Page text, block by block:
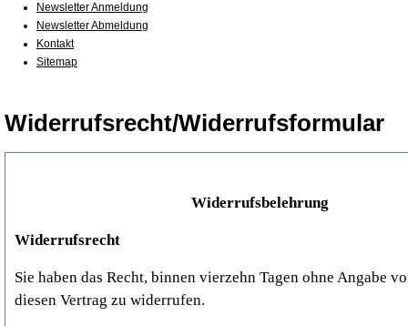
Newsletter Anmeldung
Newsletter Abmeldung
Kontakt
Sitemap
Widerrufsrecht/Widerrufsformular
Widerrufsbelehrung
Widerrufsrecht
Sie haben das Recht, binnen vierzehn Tagen ohne Angabe
diesen Vertrag zu widerrufen.